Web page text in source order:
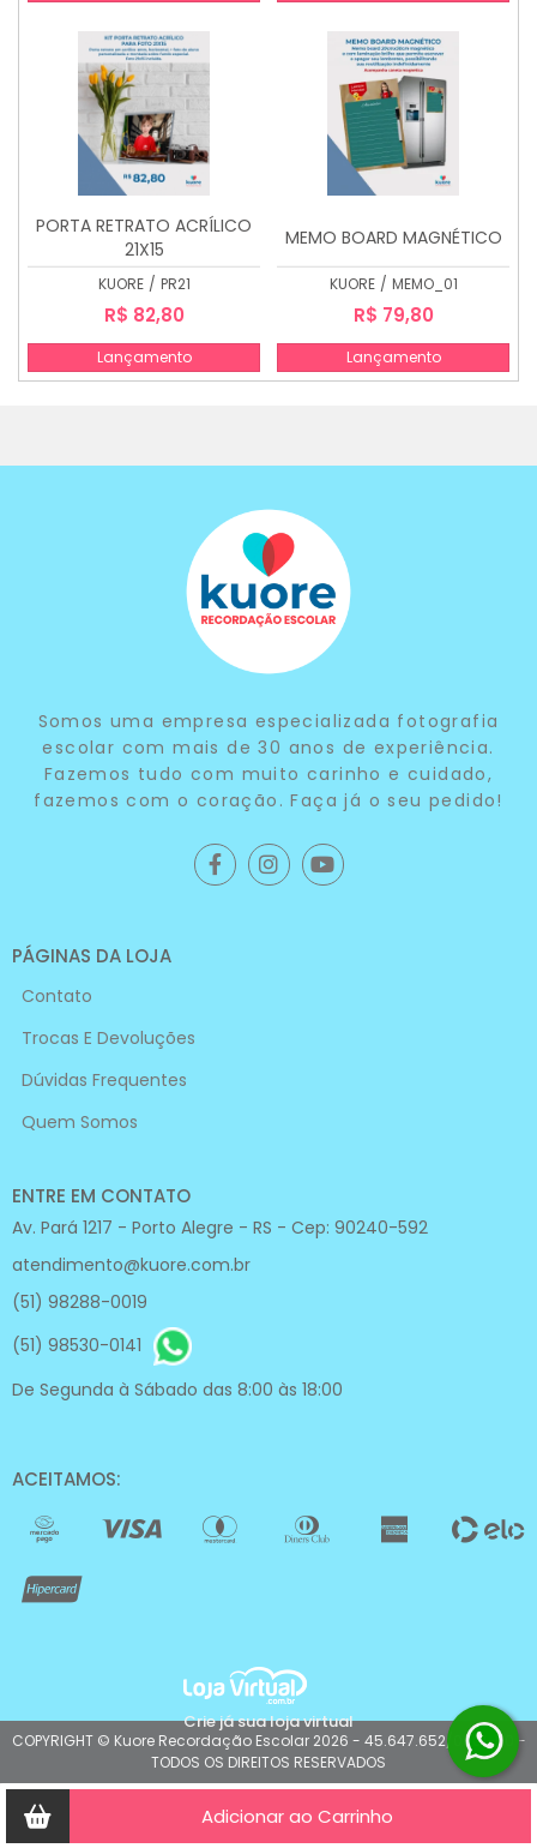
Adicionar ao Carrinho
PORTA RETRATO ACRÍLICO
21X15
KUORE / PR21
R$ 82,80
Lançamento
MEMO BOARD MAGNÉTICO
KUORE / MEMO_01
R$ 79,80
Lançamento
Somos uma empresa especializada fotografia
escolar com mais de 30 anos de experiência.
Fazemos tudo com muito carinho e cuidado,
fazemos com o coração. Faça já o seu pedido!
PÁGINAS DA LOJA
Contato
Trocas E Devoluções
Dúvidas Frequentes
Quem Somos
ENTRE EM CONTATO
Av. Pará 1217 - Porto Alegre - RS - Cep: 90240-592
atendimento@kuore.com.br
(51) 98288-0019
(51) 98530-0141
De Segunda à Sábado das 8:00 às 18:00
ACEITAMOS:
Crie já sua loja virtual
COPYRIGHT © Kuore Recordação Escolar 2026 - 45.647.652/0001-50 -
TODOS OS DIREITOS RESERVADOS